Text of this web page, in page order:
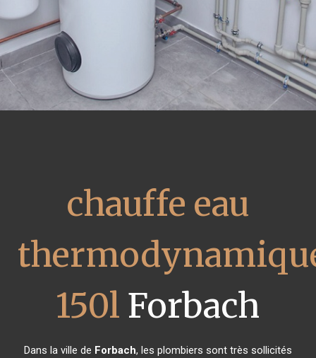
chauffe eau
150l Forbach
Dans la ville de Forbach, les plombiers sont très sollicités